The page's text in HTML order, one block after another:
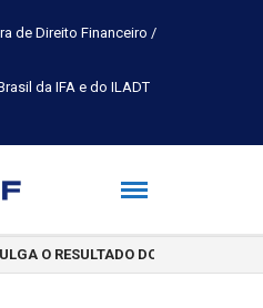
de Direito Financeiro /
da IFA e do ILADT
O RESULTADO DO CONCURSO